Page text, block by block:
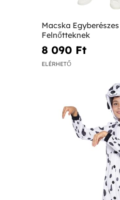
Macska
Felnőtteknek
8 090 Ft‎
ELÉRHETŐ